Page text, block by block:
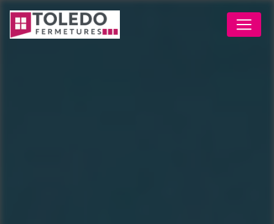
Panneau de gestion des cookies